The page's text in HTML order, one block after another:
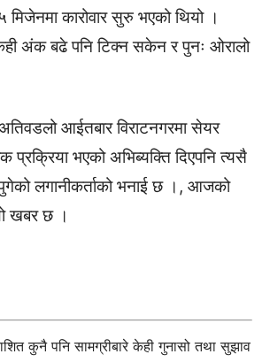
कारोवार सुरु भएको थियो ।
अंक बढे पनि टिक्न सकेन र पुनः ओरालो
आईतबार विराटनगरमा सेयर
प्रक्रिया भएको अभिब्यक्ति दिएपनि त्यसै
लगानीकर्ताको भनाई छ ।, आजको
खबर छ ।
कुनै पनि सामग्रीबारे केही गुनासो तथा सुझाव